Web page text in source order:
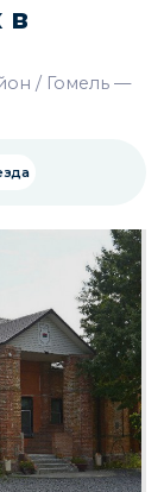
в
Гомель —